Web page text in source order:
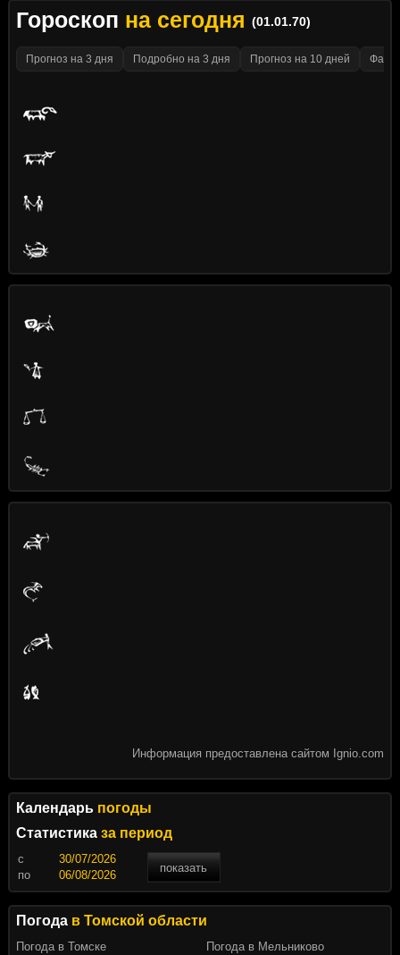
Гороскоп на сегодня (01.01.70)
Прогноз на 3 дня Подробно на 3 дня Прогноз на 10 дней
Информация предоставлена сайтом Ignio.com
Календарь погоды
Статистика за период
c
показать
по
Погода в Томской области
Погода в Томске
Погода в Мельниково